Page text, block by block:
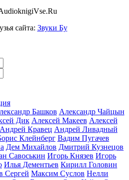
сайта: Звуки Бу
Башков Александр Чайцын
Дик Алексей Макеев Алексей
Андрей Кравец Андрей Ливадный
Клейнберг Вадим Пугачев
Дем Михайлов Дмитрий Кузнецов
Савоськин Игорь Князев Игорь
Илья Дементьев Кирилл Головин
Сергей Максим Суслов Нелли